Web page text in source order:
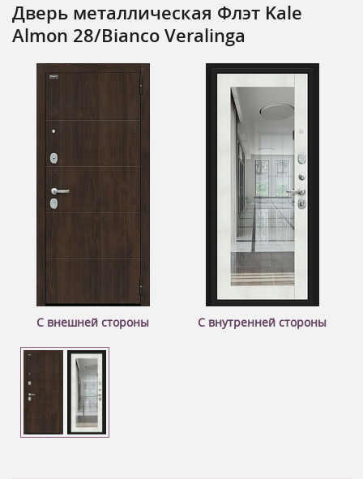
Дверь металлическая Флэт Kale
Almon 28/Bianco Veralinga
С внешней стороны С внутренней стороны